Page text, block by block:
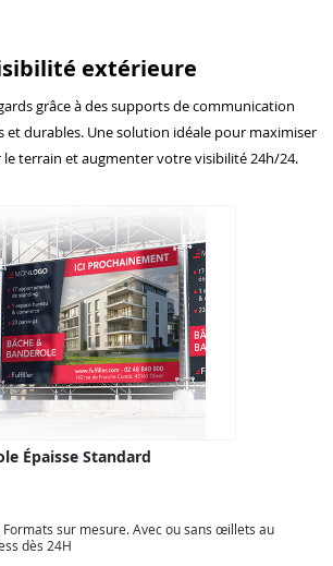
extérieure
grâce à des supports de communication
durables. Une solution idéale pour maximiser
terrain et augmenter votre visibilité 24h/24.
Épaisse Standard
Formats sur mesure. Avec ou sans œillets au
dès 24H